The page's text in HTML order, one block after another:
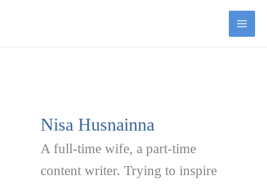
Nisa Husnainna
A full-time wife, a part-time
content writer. Trying to inspire